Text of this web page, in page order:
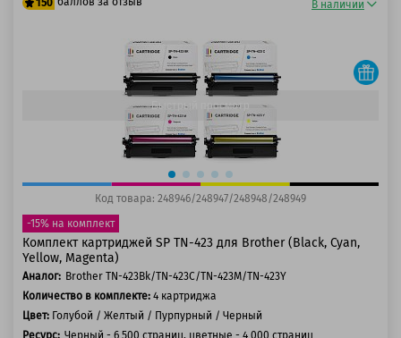
150 В наличии
Быстрый просмотр
Код товара: 248946/248947/248948/248949
-15% на комплект
Комплект картриджей SP TN-423 для Brother (Black, Cyan,
Yellow, Magenta)
Аналог: Brother TN-423Bk/TN-423C/TN-423M/TN-423Y
Количество в комплекте: 4 картриджа
Цвет: Голубой / Желтый / Пурпурный / Черный
Ресурс: Черный - 6 500 страниц, цветные - 4 000 страниц